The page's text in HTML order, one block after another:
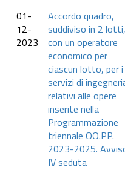
01-
12-
2023
Accordo quadro,
suddiviso in 2 lotti,
con un operatore
economico per
ciascun lotto, per i
servizi di
relativi alle opere
inserite nella
Programmazione
triennale OO.PP.
2023-2025.
IV seduta